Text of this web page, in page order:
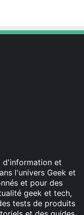
d'information et
l'univers Geek et
et pour des
geek et tech,
tests de produits